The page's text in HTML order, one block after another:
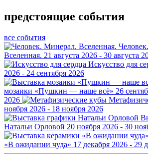
предстоящие события
все события
Вселенная. 21 августа 2026 - 30 августа
Искусство для
2026 - 24 сентября 2026
мозаики «Пушкин — наше всё» 26
2026
ноября 2026 - 18 ноября 2026
Натальи Орловой 20 ноября 2026 - 30
«В ожидании чуда» 17 декабря 2026 - 29